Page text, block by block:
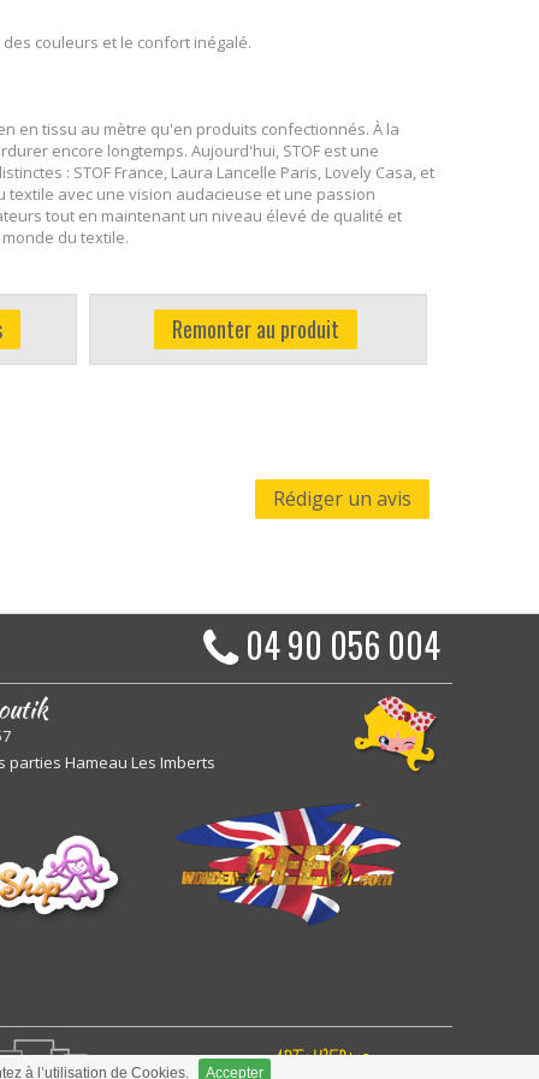
à l’utilisation de Cookies. Accepter
couleurs et le confort inégalé.
en tissu au mètre qu'en produits confectionnés. À la
encore longtemps. Aujourd'hui, STOF est une
: STOF France, Laura Lancelle Paris, Lovely Casa, et
textile avec une vision audacieuse et une passion
tout en maintenant un niveau élevé de qualité et
du textile.
Remonter au produit
Rédiger un avis
04 90 056 004
parties Hameau Les Imberts
ARToisWEB